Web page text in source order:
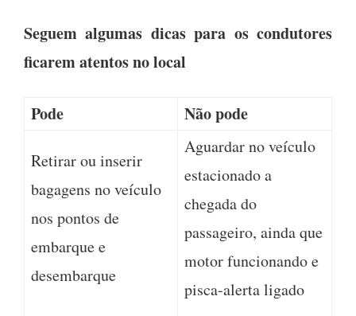
Seguem algumas dicas para os condutores
ficarem atentos no local
Pode Não pode
Retirar ou inserir
bagagens no veículo
nos pontos de
embarque e
desembarque
Aguardar no veículo
estacionado a
chegada do
passageiro, ainda que
motor funcionando e
pisca-alerta ligado